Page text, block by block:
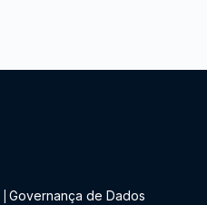
Governança de Dados